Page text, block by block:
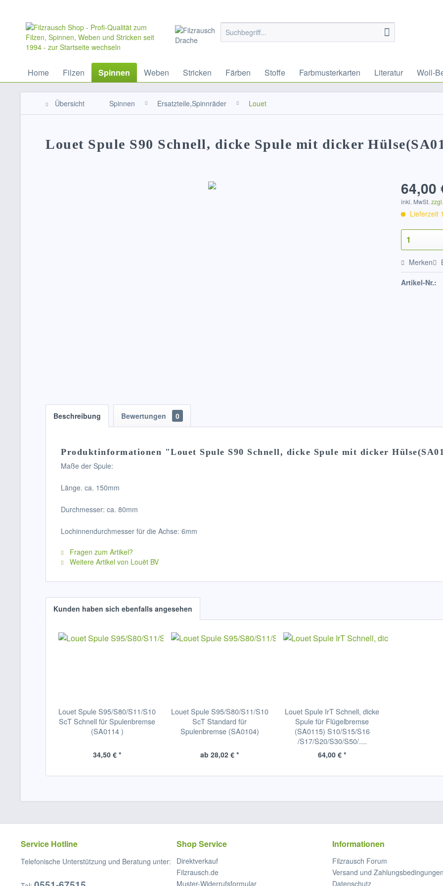
Home Filzen Spinnen Weben Stricken Färben Stoffe Farbmusterkarten Literatur Woll-
Übersicht Spinnen Ersatzteile,Spinnräder Louet
Louet Spule S90 Schnell, dicke Spule mit dicker
64,00
inkl. MwSt.
Lieferzeit
Merken
Artikel-Nr.:
Beschreibung Bewertungen 0
Produktinformationen "Louet Spule S90 Schnell, dicke Spule mit dicker
Maße der Spule:
Länge. ca. 150mm
Durchmesser: ca. 80mm
Lochinnendurchmesser für die Achse: 6mm
Fragen zum Artikel?
Weitere Artikel von Louët BV
Kunden haben sich ebenfalls angesehen
Louet Spule S95/S80/S11/S10
ScT Schnell für Spulenbremse
(SA0114 )
34,50 € *
Louet Spule S95/S80/S11/S10
ScT Standard für
Spulenbremse (SA0104)
ab 28,02 € *
Louet Spule IrT Schnell, dicke
Spule für Flügelbremse
(SA0115) S10/S15/S16
/S17/S20/S30/S50/....
64,00 € *
Service Hotline
Telefonische Unterstützung und Beratung unter:
Shop Service
Direktverkauf
Filzrausch.de
Muster-Widerrufsformular
Informationen
Filzrausch Forum
Versand und Zahlungsbedingungen
Datenschutz